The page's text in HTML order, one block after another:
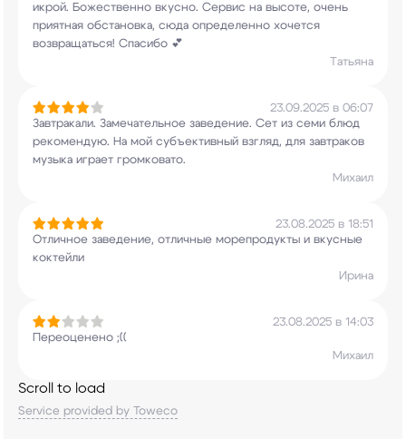
икрой. Божественно вкусно. Сервис на высоте, очень
приятная обстановка, сюда определенно хочется
возвращаться! Спасибо 💕
Татьяна
23.09.2025 в 06:07
Завтракали. Замечательное заведение. Сет из семи блюд
рекомендую. На мой субъективный взгляд, для завтраков
музыка играет громковато.
Михаил
23.08.2025 в 18:51
Отличное заведение, отличные морепродукты и вкусные
коктейли
Ирина
23.08.2025 в 14:03
Переоценено ;((
Михаил
Scroll to load
Service provided by Toweco